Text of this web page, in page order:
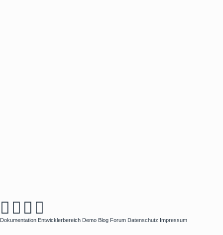
Dokumentation Entwicklerbereich Demo Blog Forum Datenschutz Impressum